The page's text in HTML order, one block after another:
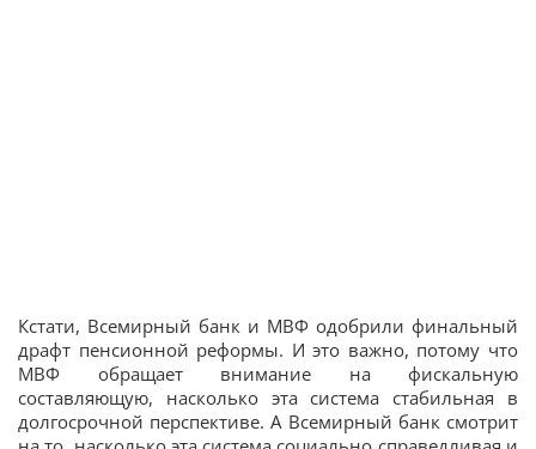
Кстати, Всемирный банк и МВФ одобрили финальный
драфт пенсионной реформы. И это важно, потому что
МВФ обращает внимание на фискальную
составляющую, насколько эта система стабильная в
долгосрочной перспективе. А Всемирный банк смотрит